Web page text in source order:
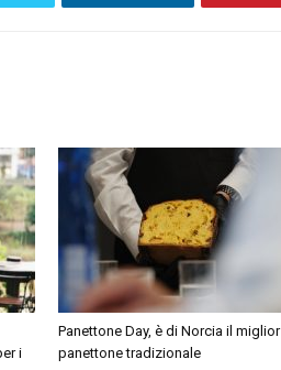
i
Panettone Day, è di Norcia il miglior
panettone tradizionale